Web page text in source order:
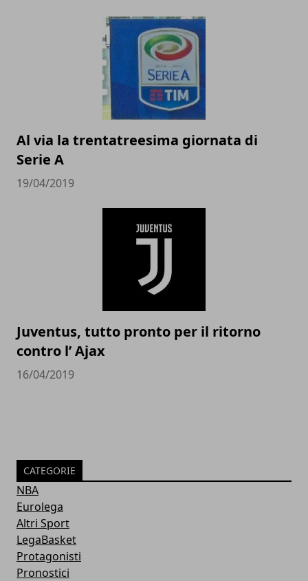
Al via la trentatreesima giornata di
Serie A
19/04/2019
Juventus, tutto pronto per il ritorno
contro l’ Ajax
16/04/2019
CATEGORIE
NBA
Eurolega
Altri Sport
LegaBasket
Protagonisti
Pronostici